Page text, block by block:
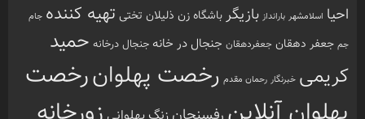
احیا اسلامشهر بارانداز بازیگرباشگاه زن ذلیلان تختی تهیه کننده جام
جم جعفر دهقان جعفردهقان جنجال در خانه جنجال درخانه حمید
کریمی خبرنگار رحمان مقدم رخصت پهلوانرخصت